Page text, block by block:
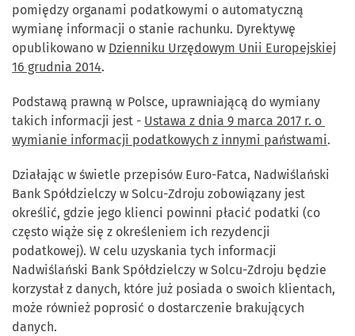
pomiędzy organami podatkowymi o automatyczną
wymianę informacji o stanie rachunku. Dyrektywę
opublikowano w Dzienniku Urzędowym Unii Europejskiej
16 grudnia 2014.
Podstawą prawną w Polsce, uprawniającą do wymiany
takich informacji jest - Ustawa z dnia 9 marca 2017 r. o
wymianie informacji podatkowych z innymi państwami.
Działając w świetle przepisów Euro-Fatca, Nadwiślański
Bank Spółdzielczy w Solcu-Zdroju zobowiązany jest
określić, gdzie jego klienci powinni płacić podatki (co
często wiąże się z określeniem ich rezydencji
podatkowej). W celu uzyskania tych informacji
Nadwiślański Bank Spółdzielczy w Solcu-Zdroju będzie
korzystał z danych, które już posiada o swoich klientach,
może również poprosić o dostarczenie brakujących
danych.